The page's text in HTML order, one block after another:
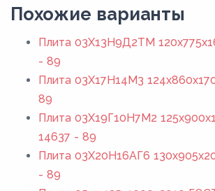
Похожие варианты
Плита 03Х13Н9Д2ТМ
- 89
Плита 03Х17Н14М3
89
Плита 03Х19Г10Н7М2
14637 - 89
Плита 03Х20Н16АГ6
- 89